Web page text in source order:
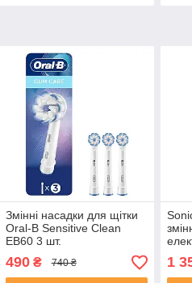
Змінні насадки для щітки
Oral-B Sensitive Clean
EB60 3 шт.
490₴ 740 ₴ 1